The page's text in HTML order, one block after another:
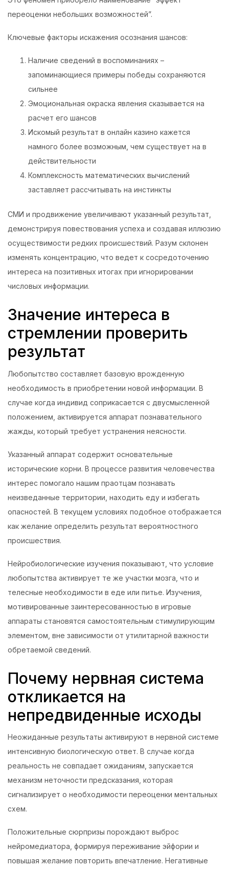
переоценки небольших возможностей”.
Ключевые факторы искажения осознания шансов:
Наличие сведений в воспоминаниях –
запоминающиеся примеры победы сохраняются
сильнее
Эмоциональная окраска явления сказывается на
расчет его шансов
Искомый результат в онлайн казино кажется
намного более возможным, чем существует на в
действительности
Комплексность математических вычислений
заставляет рассчитывать на инстинкты
СМИ и продвижение увеличивают указанный результат,
демонстрируя повествования успеха и создавая иллюзию
осуществимости редких происшествий. Разум склонен
изменять концентрацию, что ведет к сосредоточению
интереса на позитивных итогах при игнорировании
числовых информации.
Значение интереса в
стремлении проверить
результат
Любопытство составляет базовую врожденную
необходимость в приобретении новой информации. В
случае когда индивид соприкасается с двусмысленной
положением, активируется аппарат познавательного
жажды, который требует устранения неясности.
Указанный аппарат содержит основательные
исторические корни. В процессе развития человечества
интерес помогало нашим праотцам познавать
неизведанные территории, находить еду и избегать
опасностей. В текущем условиях подобное отображается
как желание определить результат вероятностного
происшествия.
Нейробиологические изучения показывают, что условие
любопытства активирует те же участки мозга, что и
телесные необходимости в еде или питье. Изучения,
мотивированные заинтересованностью в игровые
аппараты становятся самостоятельным стимулирующим
элементом, вне зависимости от утилитарной важности
обретаемой сведений.
Почему нервная система
откликается на
непредвиденные исходы
Неожиданные результаты активируют в нервной системе
интенсивную биологическую ответ. В случае когда
реальность не совпадает ожиданиям, запускается
механизм неточности предсказания, которая
сигнализирует о необходимости переоценки ментальных
схем.
Положительные сюрпризы порождают выброс
нейромедиатора, формируя переживание эйфории и
повышая желание повторить впечатление. Негативные